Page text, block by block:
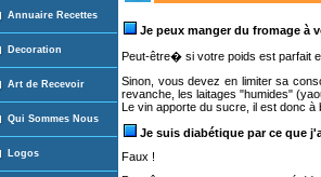
Annuaire Recettes
Decoration
Art de Recevoir
Qui Sommes Nous
Logos
Je peux manger du fromage à
Peut-être� si votre poids est parfait
Sinon, vous devez en limiter sa
revanche, les laitages "humides"
Le vin apporte du sucre, il est donc à
Je suis diabétique par ce que
Faux !